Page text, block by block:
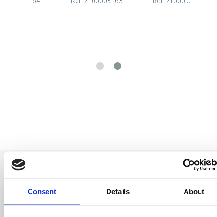
Consent Details About